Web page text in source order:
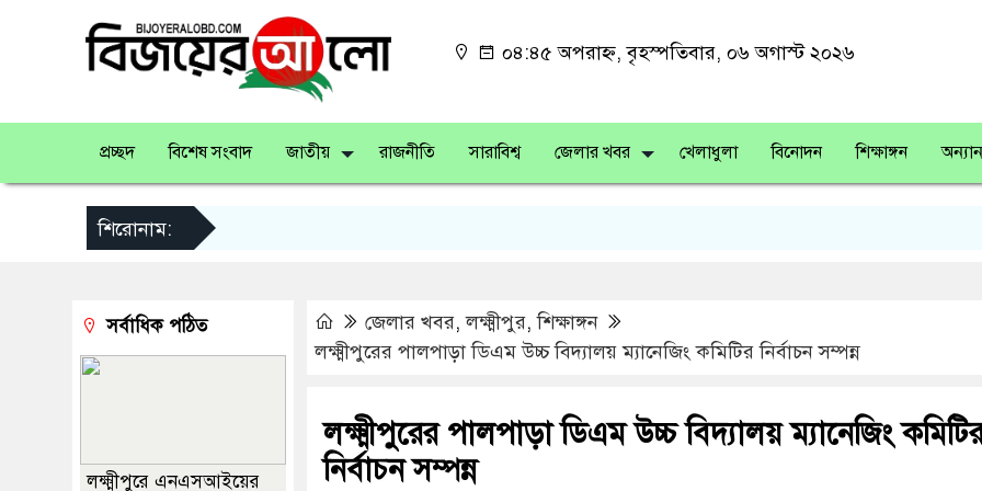
০৪:৪৫ অপরাহ্ন, বৃহস্পতিবার, ০৬ অগাস্ট ২০২৬
প্রচ্ছদ বিশেষ সংবাদ জাতীয় রাজনীতি সারাবিশ্ব জেলার খবর খেলাধুলা বিনোদন শিক্ষাঙ্গন
শিরোনাম:
জেলার খবর,লক্ষ্মীপুর,শিক্ষাঙ্গন
লক্ষ্মীপুরের পালপাড়া ডিএম উচ্চ বিদ্যালয় ম্যানেজিং কমিটির নির্বাচন সম্পন্ন
লক্ষ্মীপুরের পালপাড়া ডিএম উচ্চ বিদ্যালয় ম্যানেজিং
নির্বাচন সম্পন্ন
সর্বাধিক পঠিত
লক্ষ্মীপুরে এনএসআইয়ের